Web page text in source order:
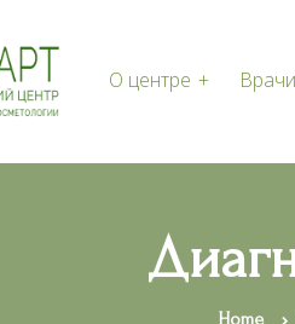
О центре Врачи
Home